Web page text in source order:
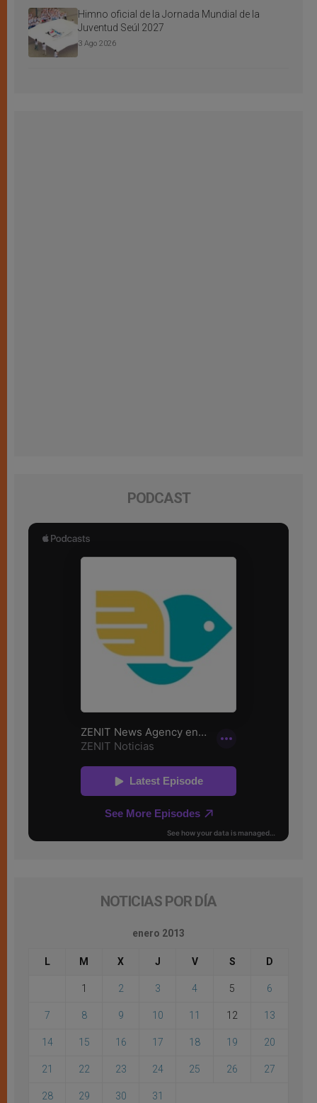
Himno oficial de la Jornada Mundial de la
Juventud Seúl 2027
3 Ago 2026
PODCAST
NOTICIAS POR DÍA
enero 2013
L M X J V S D
1 2 3 4 5 6
7 8 9 10 11 12 13
14 15 16 17 18 19 20
21 22 23 24 25 26 27
28 29 30 31